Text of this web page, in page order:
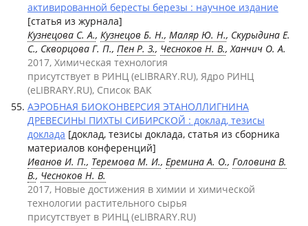
активированной бересты березы : научное издание
[статья из журнала]
Кузнецова С. А., Кузнецов Б. Н., Маляр Ю. Н., Скурыдина Е.
С., Скворцова Г. П., Пен Р. З., Чесноков Н. В., Ханчич О. А.
2017, Химическая технология
присутствует в РИНЦ (eLIBRARY.RU), Ядро РИНЦ
(eLIBRARY.RU), Список ВАК
АЭРОБНАЯ БИОКОНВЕРСИЯ ЭТАНОЛЛИГНИНА
ДРЕВЕСИНЫ ПИХТЫ СИБИРСКОЙ : доклад, тезисы
доклада [доклад, тезисы доклада, статья из сборника
материалов конференций]
Иванов И. П., Теремова М. И., Еремина А. О., Головина В.
В., Чесноков Н. В.
2017, Новые достижения в химии и химической
технологии растительного сырья
присутствует в РИНЦ (eLIBRARY.RU)